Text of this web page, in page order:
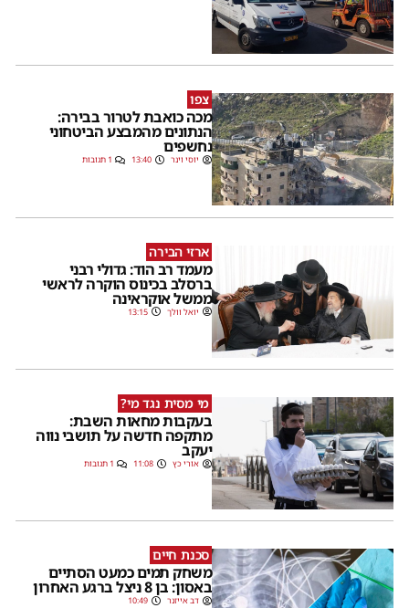
צפו
מכה כואבת לטרור בבירה:
הנתונים מהמבצע הביטחוני
נחשפים
יוסי וינר 13:40 1 תגובות
ארזי הבירה
מעמד רב הוד: גדולי רבני
ברסלב בכינוס הוקרה לראשי
ממשל אוקראינה
יואל וולך 13:15
מי מסית נגד מי?
בעקבות מחאות השבת:
מתקפה חדשה על תושבי נווה
יעקב
אורי כץ 11:08 1 תגובות
סכנת חיים
משחק תמים כמעט הסתיים
באסון: בן 8 ניצל ברגע האחרון
דב אייזנר 10:49